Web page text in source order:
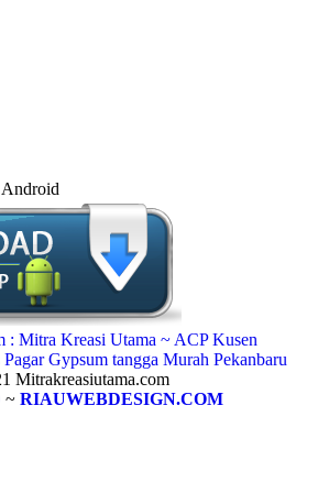
Mitrakreasiutama.com
~ RIAUWEBDESIGN.COM